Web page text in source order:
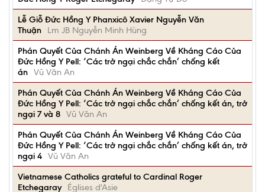
Lễ Giỗ Đức Hồng Y Phanxicô Xavier Nguyễn Văn
Thuận
Lm JB Nguyễn Minh Hùng
Phán Quyết Của Chánh Án Weinberg Về Kháng Cáo Của
Đức Hồng Y Pell: ‘Các trở ngại chắc chắn’ chống kết
án Vũ Văn An
Phán Quyết Của Chánh Án Weinberg Về Kháng Cáo Của
Đức Hồng Y Pell: ‘Các trở ngại chắc chắn’ chống kết án, trở
ngại 7 và 8 Vũ Văn An
Phán Quyết Của Chánh Án Weinberg Về Kháng Cáo Của
Đức Hồng Y Pell: ‘Các trở ngại chắc chắn’ chống kết án, trở
ngại 4 Vũ Văn An
Vietnamese Catholics grateful to Cardinal Roger
Etchegaray
Églises d'Asie